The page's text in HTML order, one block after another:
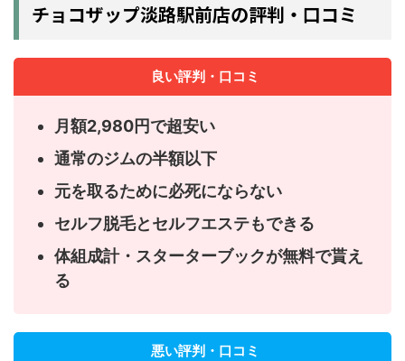
チョコザップ淡路駅前店の評判・口コミ
良い評判・口コミ
月額2,980円で超安い
通常のジムの半額以下
元を取るために必死にならない
セルフ脱毛とセルフエステもできる
体組成計・スターターブックが無料で貰え
る
悪い評判・口コミ